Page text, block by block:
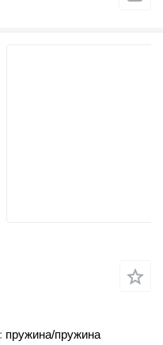
пружина/пружина